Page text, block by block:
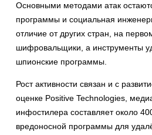
Основными методами атак
программы и социальная
отличие от других стран, на
шифровальщики, а инструменты
шпионские программы.
Рост активности связан и с
оценке Positive Technologies,
инфостилера составляет около
вредоносной программы для